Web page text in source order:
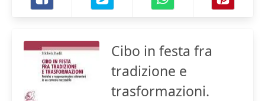
Cibo in festa fra
tradizione e
trasformazioni.